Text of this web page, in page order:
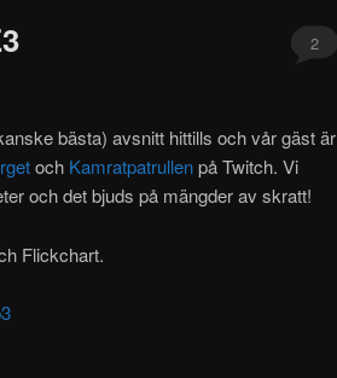
2
bästa) avsnitt hittills och vår gäst är
och Kamratpatrullenpå Twitch. Vi
och det bjuds på mängder av skratt!
Flickchart.